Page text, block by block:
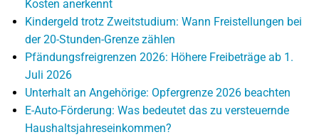
Kosten anerkennt
Kindergeld trotz Zweitstudium: Wann Freistellungen bei
der 20-Stunden-Grenze zählen
Pfändungsfreigrenzen 2026: Höhere Freibeträge ab 1.
Juli 2026
Unterhalt an Angehörige: Opfergrenze 2026 beachten
E-Auto-Förderung: Was bedeutet das zu versteuernde
Haushaltsjahreseinkommen?